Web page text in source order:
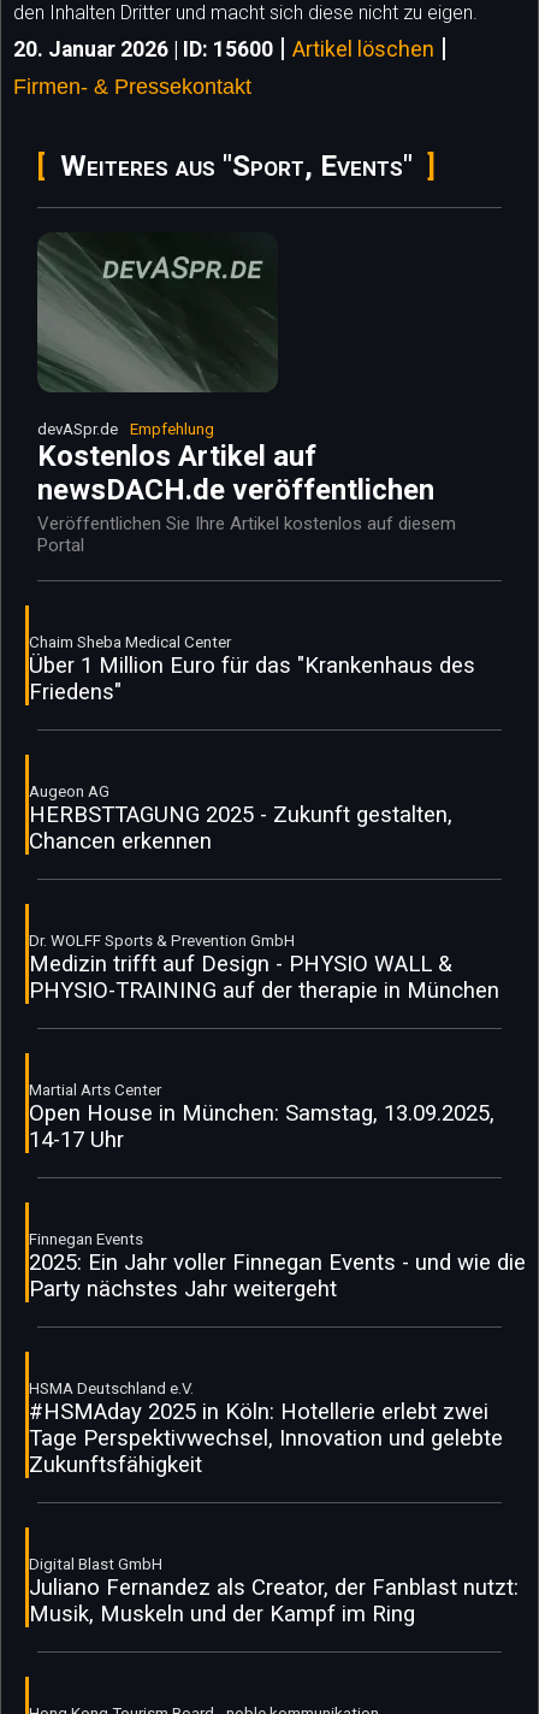
den Inhalten Dritter und macht sich diese nicht zu eigen.
20. Januar 2026 | ID: 15600 | Artikel löschen |
Firmen- & Pressekontakt
Weiteres aus "Sport, Events"
devASpr.de Empfehlung
Kostenlos Artikel auf
newsDACH.de veröffentlichen
Veröffentlichen Sie Ihre Artikel kostenlos auf diesem
Portal
Chaim Sheba Medical Center
Über 1 Million Euro für das "Krankenhaus des
Friedens"
Augeon AG
HERBSTTAGUNG 2025 - Zukunft gestalten,
Chancen erkennen
Dr. WOLFF Sports & Prevention GmbH
Medizin trifft auf Design - PHYSIO WALL &
PHYSIO-TRAINING auf der therapie in München
Martial Arts Center
Open House in München: Samstag, 13.09.2025,
14-17 Uhr
Finnegan Events
2025: Ein Jahr voller Finnegan Events - und wie die
Party nächstes Jahr weitergeht
HSMA Deutschland e.V.
#HSMAday 2025 in Köln: Hotellerie erlebt zwei
Tage Perspektivwechsel, Innovation und gelebte
Zukunftsfähigkeit
Digital Blast GmbH
Juliano Fernandez als Creator, der Fanblast nutzt:
Musik, Muskeln und der Kampf im Ring